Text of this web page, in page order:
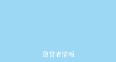
運営者情報